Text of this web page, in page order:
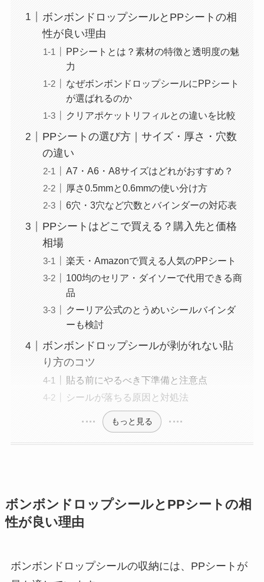
ボンボンドロップシールとPPシートの相
性が良い理由
PPシートとは？素材の特徴と透明度の魅
力
なぜボンボンドロップシールにPPシート
が選ばれるのか
クリアポケットリフィルとの違いを比較
PPシートの選び方｜サイズ・厚さ・穴数
の違い
A7・A6・A8サイズはどれがおすすめ？
厚さ0.5mmと0.6mmの使い分け方
6穴・3穴など穴数とバインダーの対応表
PPシートはどこで買える？購入先と価格
相場
楽天・Amazonで買える人気のPPシート
100均のセリア・ダイソーで代用できる商
品
クーリア公式のとうめいシールバインダ
ーも検討
ボンボンドロップシールが剥がれない貼
り方のコツ
貼る前にやるべき下準備と注意点
シールが落ちる原因と対処法
もっと見る
ボンボンドロップシールとPPシートの相
性が良い理由
ボンボンドロップシールの収納には、PPシートが